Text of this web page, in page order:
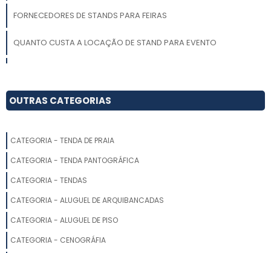
FORNECEDORES DE STANDS PARA FEIRAS
QUANTO CUSTA A LOCAÇÃO DE STAND PARA EVENTO
EMPRESA DE MONTAGEM DE ESTANDES
MONTAGEM DE STANDS PARA EVENTOS
MONTAGEM STANDS FEIRAS
MONTAR STAND FEIRA
OUTRAS CATEGORIAS
CATEGORIA - TENDA DE PRAIA
CATEGORIA - TENDA PANTOGRÁFICA
CATEGORIA - TENDAS
CATEGORIA - ALUGUEL DE ARQUIBANCADAS
CATEGORIA - ALUGUEL DE PISO
CATEGORIA - CENOGRÁFIA